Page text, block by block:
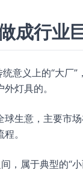
成行业
意义上的“大厂
灯具的。
生意，主要市
。
，属于典型的“